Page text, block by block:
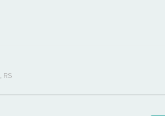
, RS